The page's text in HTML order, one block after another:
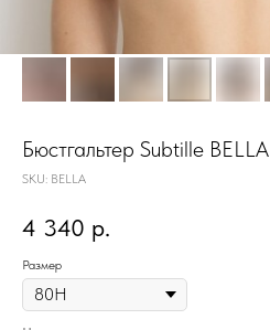
Бюстгальтер Subtille BELLA
SKU: BELLA
4 340 р.
Размер